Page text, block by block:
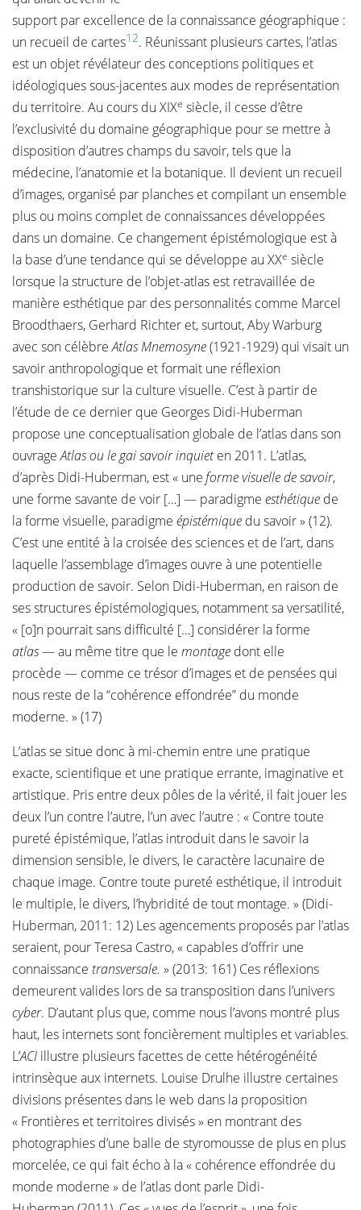
support par excellence de la connaissance géographique :
un recueil de cartes12. Réunissant plusieurs cartes, l’atlas
est un objet révélateur des conceptions politiques et
idéologiques sous-jacentes aux modes de représentation
du territoire. Au cours du XIXe siècle, il cesse d’être
l’exclusivité du domaine géographique pour se mettre à
disposition d’autres champs du savoir, tels que la
médecine, l’anatomie et la botanique. Il devient un recueil
d’images, organisé par planches et compilant un ensemble
plus ou moins complet de connaissances développées
dans un domaine. Ce changement épistémologique est à
la base d’une tendance qui se développe au XXe siècle
lorsque la structure de l’objet-atlas est retravaillée de
manière esthétique par des personnalités comme Marcel
Broodthaers, Gerhard Richter et, surtout, Aby Warburg
avec son célèbreAtlas Mnemosyne(1921-1929) qui visait un
savoir anthropologique et formait une réflexion
transhistorique sur la culture visuelle. C’est à partir de
l’étude de ce dernier que Georges Didi-Huberman
propose une conceptualisation globale de l’atlas dans son
ouvrageAtlas ou le gai savoir inquieten 2011. L’atlas,
d’après Didi-Huberman, est « une forme visuelle de savoir,
une forme savante de voir […] — paradigme esthétique de
la forme visuelle, paradigme épistémique du savoir » (12).
C’est une entité à la croisée des sciences et de l’art, dans
laquelle l’assemblage d’images ouvre à une potentielle
production de savoir. Selon Didi-Huberman, en raison de
ses structures épistémologiques, notamment sa versatilité,
« [o]n pourrait sans difficulté […] considérer la forme
atlas— au même titre que le montage dont elle
procède — comme ce trésor d’images et de pensées qui
nous reste de la “cohérence effondrée” du monde
moderne. » (17)
L’atlas se situe donc à mi-chemin entre une pratique
exacte, scientifique et une pratique errante, imaginative et
artistique. Pris entre deux pôles de la vérité, il fait jouer les
deux l’un contre l’autre, l’un avec l’autre : « Contre toute
pureté épistémique, l’atlas introduit dans le savoir la
dimension sensible, le divers, le caractère lacunaire de
chaque image. Contre toute pureté esthétique, il introduit
le multiple, le divers, l’hybridité de tout montage. » (Didi-
Huberman, 2011: 12) Les agencements proposés par l’atlas
seraient, pour Teresa Castro, « capables d’offrir une
connaissance transversale. » (2013: 161) Ces réflexions
demeurent valides lors de sa transposition dans l’univers
cyber. D’autant plus que, comme nous l’avons montré plus
haut, les internets sont foncièrement multiples et variables.
L’ACI illustre plusieurs facettes de cette hétérogénéité
intrinsèque aux internets. Louise Drulhe illustre certaines
divisions présentes dans le web dans la proposition
« Frontières et territoires divisés » en montrant des
photographies d’une balle de styromousse de plus en plus
morcelée, ce qui fait écho à la « cohérence effondrée du
monde moderne » de l’atlas dont parle Didi-